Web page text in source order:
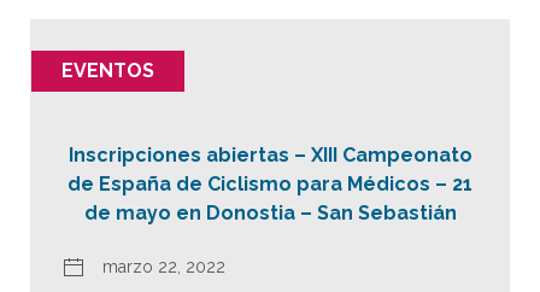
EVENTOS
Inscripciones abiertas – XIII Campeonato
de España de Ciclismo para Médicos – 21
de mayo en Donostia – San Sebastián
marzo 22, 2022